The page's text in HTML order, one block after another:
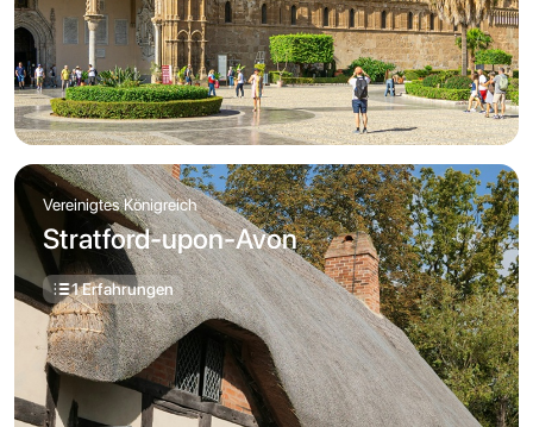
Vereinigtes Königreich
Stratford-upon-Avon
1 Erfahrungen